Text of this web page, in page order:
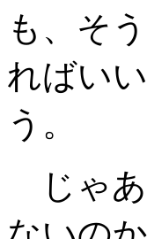
も、そ
ればい
う。
じゃあ